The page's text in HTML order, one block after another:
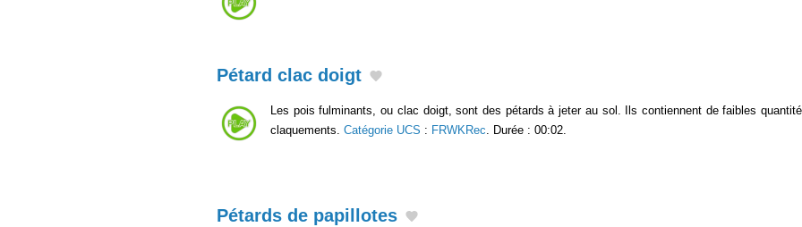
Pétard clac doigt
Les pois fulminants, ou clac doigt, sont des pétards à jeter au sol. Ils contiennent de faibles
claquements. Catégorie UCS : FRWKRec. Durée : 00:02.
Pétards de papillotes